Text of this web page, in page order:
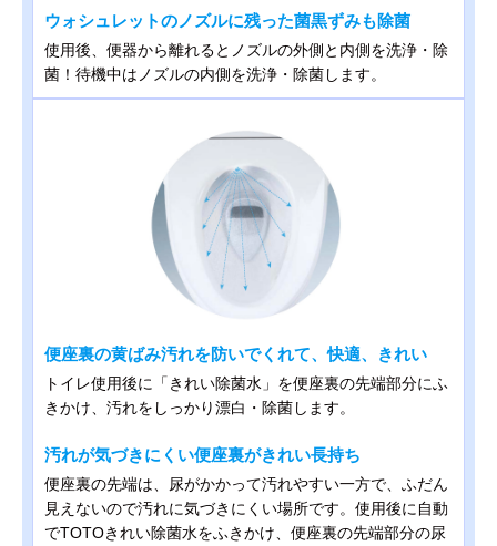
ウォシュレットのノズルに残った菌黒ずみも除菌
使用後、便器から離れるとノズルの外側と内側を洗浄・除
菌！待機中はノズルの内側を洗浄・除菌します。
便座裏の黄ばみ汚れを防いでくれて、快適、きれい
トイレ使用後に「きれい除菌水」を便座裏の先端部分にふ
きかけ、汚れをしっかり漂白・除菌します。
汚れが気づきにくい便座裏がきれい長持ち
便座裏の先端は、尿がかかって汚れやすい一方で、ふだん
見えないので汚れに気づきにくい場所です。使用後に自動
でTOTOきれい除菌水をふきかけ、便座裏の先端部分の尿